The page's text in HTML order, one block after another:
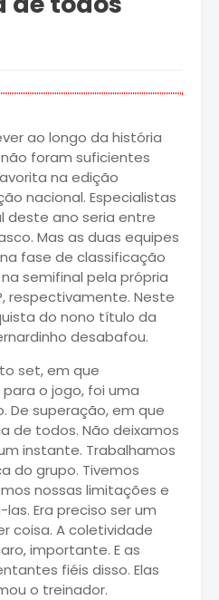
ao longo da história
foram suficientes
na edição
nacional. Especialistas
deste ano seria entre
Mas as duas equipes
fase de classificação
semifinal pela própria
respectivamente. Neste
do nono título da
desabafou.
set, em que
o jogo, foi uma
De superação, em que
de todos. Não deixamos
instante. Trabalhamos
do grupo. Tivemos
nossas limitações e
Era preciso ser um
coisa. A coletividade
importante. E as
fiéis disso. Elas
o treinador.